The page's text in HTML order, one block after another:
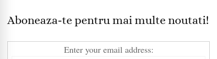
Aboneaza-te pentru mai multe noutati!
Enter your email address: